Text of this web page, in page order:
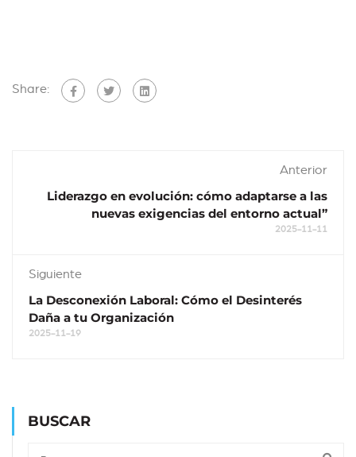
Share:
Anterior
Liderazgo en evolución: cómo adaptarse a las
nuevas exigencias del entorno actual”
2025-11-11
Siguiente
La Desconexión Laboral: Cómo el Desinterés
Daña a tu Organización
2025-11-19
BUSCAR